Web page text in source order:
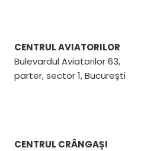
CENTRUL AVIATORILOR
Bulevardul Aviatorilor 63,
parter, sector 1, București
CENTRUL CRÂNGAȘI